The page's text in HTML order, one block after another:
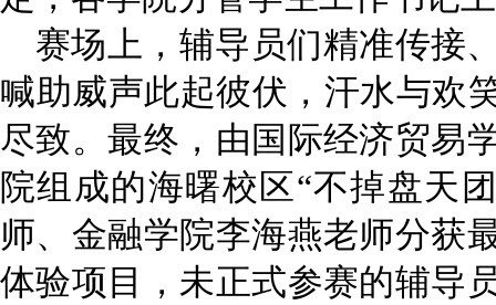
赛场上，辅导员们精准传接
喊助威声此起彼伏，汗水与欢
尽致。最终，由国际经济贸易
院组成的海曙校区 “不掉盘天
师、金融学院李海燕老师分获
体验项目，未正式参赛的辅导